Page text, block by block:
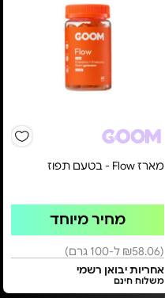
מארז Flow - בטעם תפוז
מחיר מיוחד
(₪58.06 ל-100 גרם)
אחריות יבואן רשמי
משלוח חינם